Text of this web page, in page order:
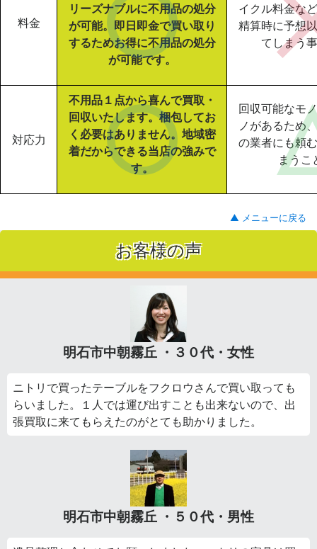
料金
リーズナブルに不用品の処分
が可能。即日即金で買い取り
するためお得に不用品の処分
が可能です。
イクル料金な
精算時に予想
てしまう
対応力
不用品１点から喜んで買取・
回収いたします。梱包してお
く必要はありません。地域密
着だからできる当店の強みで
す。
回収可能なモ
ノがあるため
の業者にも頼
まうこ
▲ メニューに戻る
お客様の声
明石市中朝霧丘 ・３０代・女性
ニトリで買ったテーブルをフクロウさんで買い取っても
らいました。１人では運び出すことも出来ないので、出
張買取に来てもらえたのがとても助かりました。
明石市中朝霧丘 ・５０代・男性